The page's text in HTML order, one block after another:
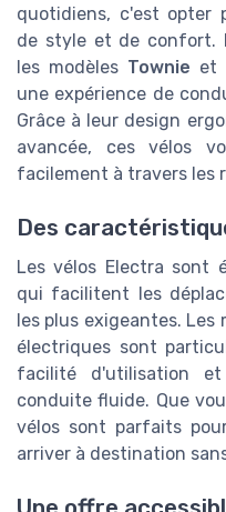
quotidiens, c'est opter
de style et de confort.
les modèles Townie et
une expérience de
Grâce à leur design
avancée, ces vélos
facilement à travers les
Des
Les vélos Electra sont
qui facilitent les
les plus exigeantes. Les
électriques sont
facilité d'utilisation
conduite fluide. Que
vélos sont parfaits
arriver à destination